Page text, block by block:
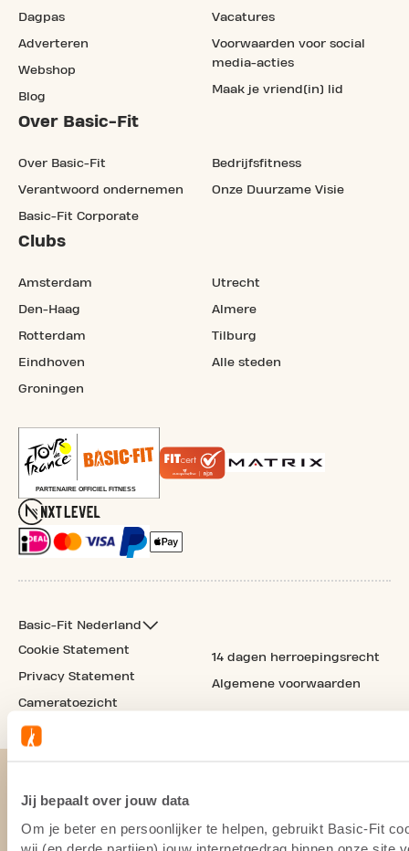
Jij bepaalt over jouw data
Om je beter en persoonlijker te helpen, gebruikt Basic-Fit
wij (en derde partijen) jouw internetgedrag binnen onze site
Dagpas
Adverteren
Webshop
Blog
Vacatures
Voorwaarden voor social
media-acties
Maak je vriend(in) lid
Over Basic-Fit
Over Basic-Fit
Verantwoord ondernemen
Basic-Fit Corporate
Bedrijfsfitness
Onze Duurzame Visie
Clubs
Amsterdam
Den-Haag
Rotterdam
Eindhoven
Groningen
Utrecht
Almere
Tilburg
Alle steden
Basic-Fit Nederland
Cookie Statement
Privacy Statement
Cameratoezicht
14 dagen herroepingsrecht
Algemene voorwaarden